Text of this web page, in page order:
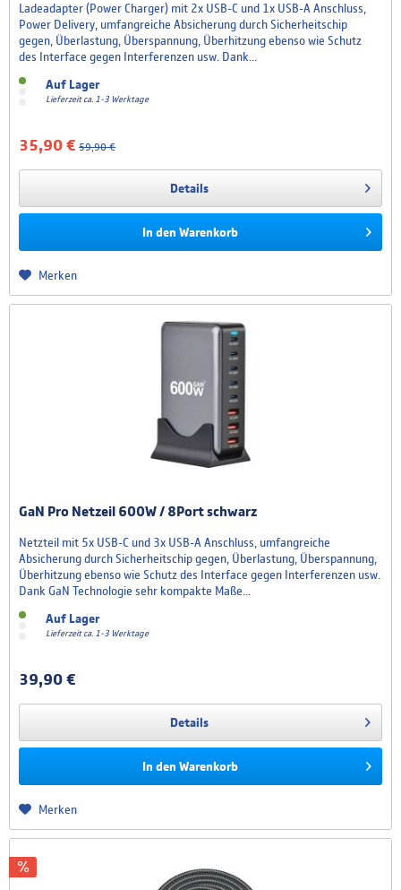
Ladeadapter (Power Charger) mit 2x USB-C und 1x USB-A Anschluss,
Power Delivery, umfangreiche Absicherung durch Sicherheitschip
gegen, Überlastung, Überspannung, Überhitzung ebenso wie Schutz
des Interface gegen Interferenzen usw. Dank...
Auf Lager
Lieferzeit ca. 1-3 Werktage
35,90 € 59,90 €
Details
In den Warenkorb
Merken
GaN Pro Netzeil 600W / 8Port schwarz
Netzteil mit 5x USB-C und 3x USB-A Anschluss, umfangreiche
Absicherung durch Sicherheitschip gegen, Überlastung, Überspannung,
Überhitzung ebenso wie Schutz des Interface gegen Interferenzen usw.
Dank GaN Technologie sehr kompakte Maße...
Auf Lager
Lieferzeit ca. 1-3 Werktage
39,90 €
Details
In den Warenkorb
Merken